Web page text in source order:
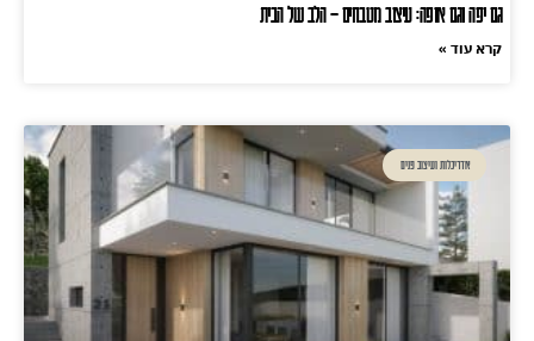
גם יפה וגם אופה: עיצוב מטבחים – הלב של הבית
קרא עוד »
אדריכלות ועיצוב פנים